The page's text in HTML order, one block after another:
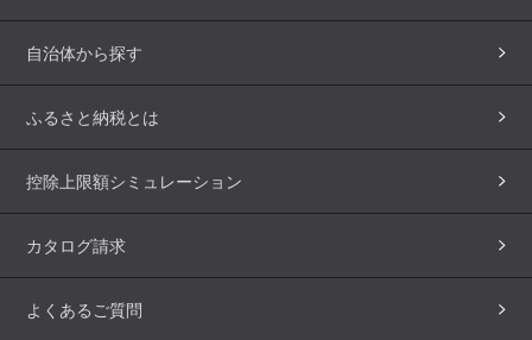
自治体から探す
ふるさと納税とは
控除上限額シミュレーション
カタログ請求
よくあるご質問